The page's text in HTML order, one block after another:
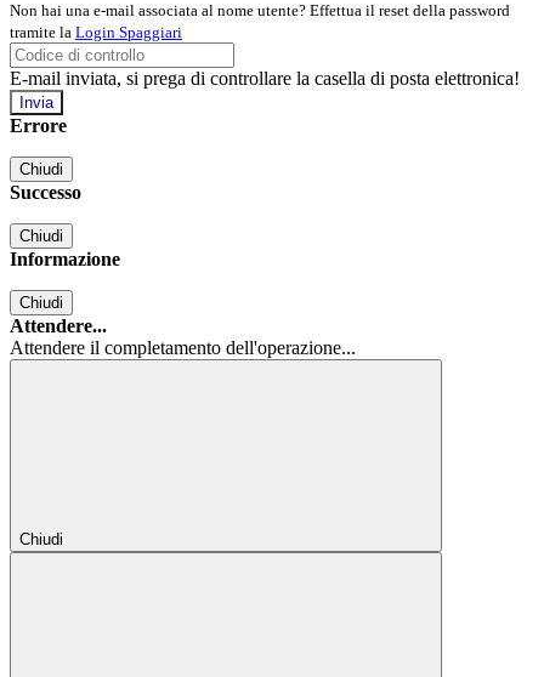
Non hai una e-mail associata al nome utente? Effettua il reset della password
tramite la Login Spaggiari
E-mail inviata, si prega di controllare la casella di posta elettronica!
Errore
Chiudi
Successo
Chiudi
Informazione
Chiudi
Attendere...
Attendere il completamento dell'operazione...
Chiudi